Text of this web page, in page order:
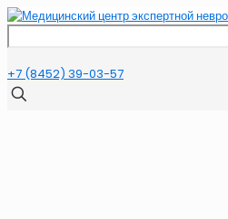
+7 (8452) 39-03-57